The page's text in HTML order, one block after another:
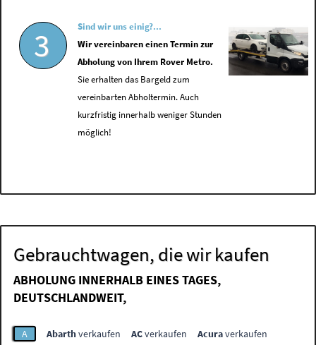
3
Sind wir uns einig?...
Wir vereinbaren einen Termin zur
Abholung von Ihrem Rover Metro.
Sie erhalten das Bargeld zum
vereinbarten Abholtermin. Auch
kurzfristig innerhalb weniger Stunden
möglich!
Gebrauchtwagen, die wir kaufen
ABHOLUNG INNERHALB EINES TAGES,
DEUTSCHLANDWEIT,
A Abarthverkaufen ACverkaufen Acuraverkaufen